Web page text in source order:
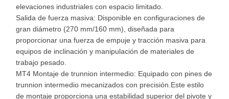
elevaciones industriales con espacio limitado.
Salida de fuerza masiva: Disponible en configuraciones de
gran diámetro (270 mm/160 mm), diseñada para
proporcionar una fuerza de empuje y tracción masiva para
equipos de inclinación y manipulación de materiales de
trabajo pesado.
MT4 Montaje de trunnion intermedio: Equipado con pines de
trunnion intermedio mecanizados con precisión.Este estilo
de montaje proporciona una estabilidad superior del pivote y